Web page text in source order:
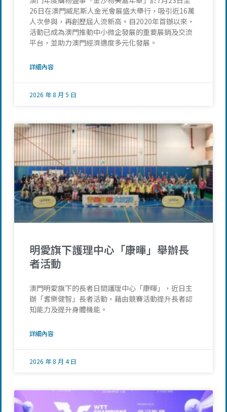
26日在澳門威尼斯人金光會展盛大舉行，吸引近16萬
人次參與，再創歷屆人流新高。自2020年首辦以來，
活動已成為澳門推動中小微企發展的重要展銷及交流
平台，並助力澳門經濟適度多元化發展。
詳細內容
2026 年 8 月 5 日
明愛旗下護理中心「康暉」舉辦長
者活動
澳門明愛旗下的長者日間護理中心「康暉」，近日主
辦「耆樂健智」長者活動，藉由競賽活動提升長者認
知能力及提升身體機能。
詳細內容
2026 年 8 月 4 日